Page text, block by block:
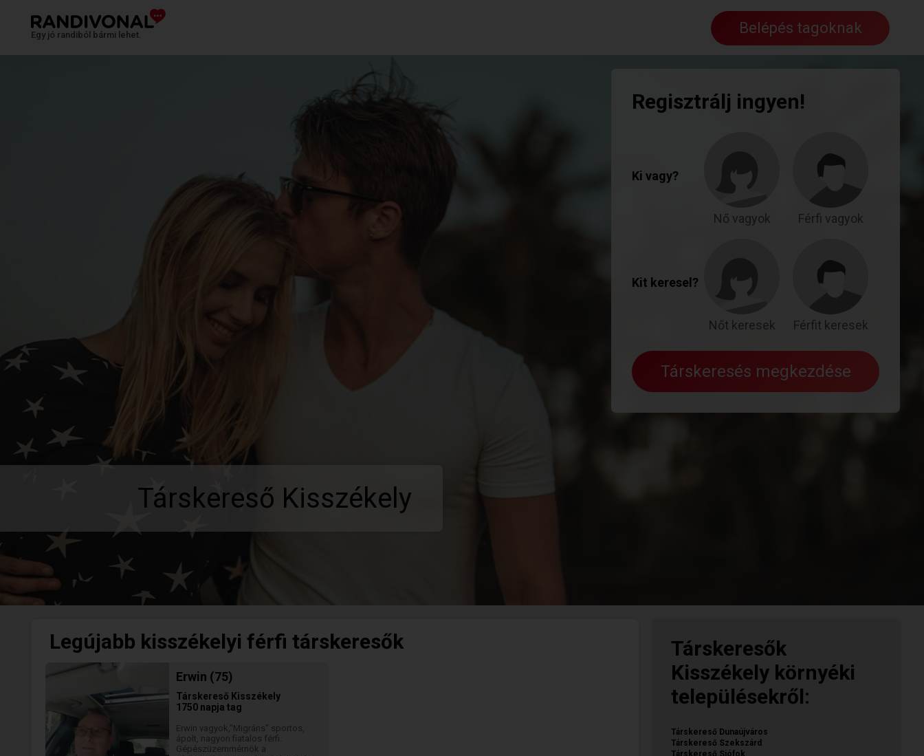
Egy jó randiból bármi lehet. Belépés tagoknak
Társkereső Kisszékely
Regisztrálj ingyen!
Ki vagy?
Nő vagyok Férfi vagyok
Kit keresel?
Nőt keresek Férfit keresek
Társkeresés megkezdése
Legújabb kisszékelyi férfi társkeresők
Erwin (75)
Társkereső Kisszékely
1750 napja tag
Erwin vagyok,"Migráns" sportos,
ápolt, nagyon fiatalos férfi.
Gépészüzemmérnök a
Társkeresők
Kisszékely környéki
településekről:
Társkereső Dunaújváros
Társkereső Szekszárd
Társkereső Siófok